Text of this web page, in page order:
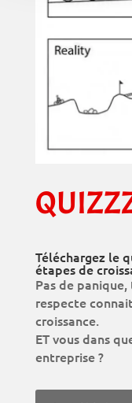
Téléchargez le
étapes de
Pas de
respecte
croissance.
ET vous dans
entreprise ?